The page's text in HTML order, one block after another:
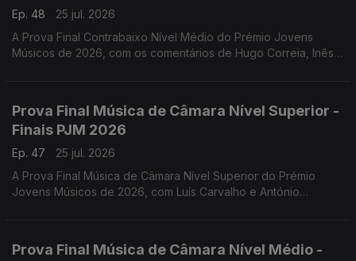
Ep. 48
25 jul. 2026
A Prova Final Contrabaixo Nível Médio do Prémio Jovens
Músicos de 2026, com os comentários de Hugo Correia, Inês
Prova Final Música de Câmara Nível Superior -
Finais PJM 2026
Ep. 47
25 jul. 2026
A Prova Final Música de Câmara Nível Superior do Prémio
Jovens Músicos de 2026, com Luís Carvalho e António
Prova Final Música de Câmara Nível Médio -